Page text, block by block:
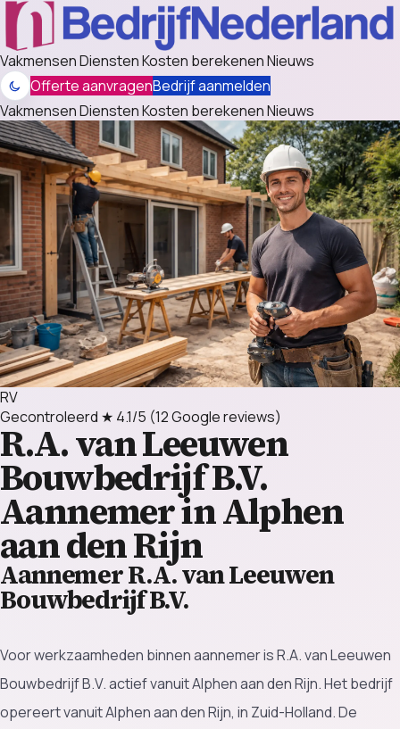
VakmensenDienstenKosten berekenenNieuws
Offerte aanvragenBedrijf aanmelden
VakmensenDienstenKosten berekenenNieuws
RV
Gecontroleerd ★ 4.1/5 (12 Google reviews)
R.A. van Leeuwen
Bouwbedrijf B.V.
Aannemer in Alphen
aan den Rijn
Aannemer R.A. van Leeuwen
Bouwbedrijf B.V.
Voor werkzaamheden binnen aannemer is R.A. van Leeuwen
Bouwbedrijf B.V. actief vanuit Alphen aan den Rijn. Het bedrijf
opereert vanuit Alphen aan den Rijn, in Zuid-Holland. De